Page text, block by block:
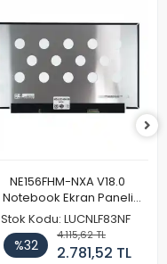
NE156FHM-NXA V18.0
Notebook Ekran Paneli
144Hz
Stok Kodu: LUCNLF83NF
%32
4.115,62 TL
2.781,52 TL